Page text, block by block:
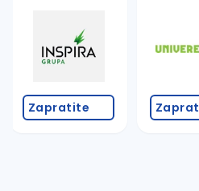
Zapratite